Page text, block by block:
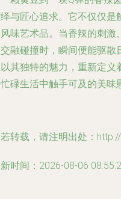
与匠心追求。它不仅仅是
味艺术品。当香辣的刺激
融碰撞时，瞬间便能驱散
其独特的魅力，重新定义
碌生活中触手可及的美味
转载，请注明出处：
时间：2026-08-06